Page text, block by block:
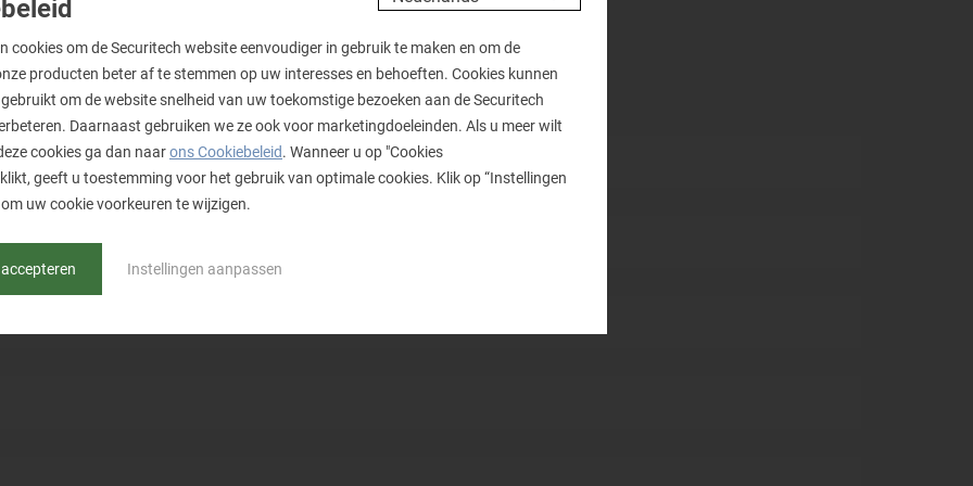
Mevrouw
cookies om de Securitech website eenvoudiger in gebruik te maken en om de
producten beter af te stemmen op uw interesses en behoeften. Cookies kunnen
om de website snelheid van uw toekomstige bezoeken aan de Securitech
Daarnaast gebruiken we ze ook voor marketingdoeleinden. Als u meer wilt
cookies ga dan naarons Cookiebeleid. Wanneer u op "Cookies
geeft u toestemming voor het gebruik van optimale cookies. Klik op “Instellingen
uw cookie voorkeuren te wijzigen.
Instellingen aanpassen